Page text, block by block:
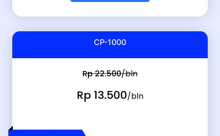
CP-1000
Rp 22.500/bln
Rp 13.500/bln